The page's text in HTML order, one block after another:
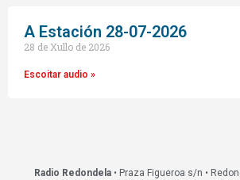
A Estación 28-07-2026
28 de Xullo de 2026
Escoitar audio »
Radio Redondela• Praza Figueroa s/n •